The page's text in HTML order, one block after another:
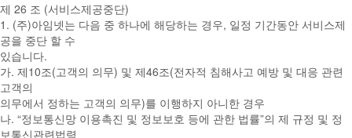
제 26 조 (서비스제공중단)
1. (주)아임넷는 다음 중 하나에 해당하는 경우, 일정 기간동안 서비스제
공을 중단 할 수
있습니다.
가. 제10조(고객의 의무) 및 제46조(전자적 침해사고 예방 및 대응 관련
고객의
의무에서 정하는 고객의 의무)를 이행하지 아니한 경우
나. “정보통신망 이용촉진 및 정보보호 등에 관한 법률”의 제 규정 및 정
보통신관련법령